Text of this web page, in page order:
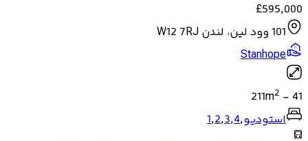
£595,000
101 وود لين، لندن W12 7RJ
Stanhope
41
-
211m2
استوديو,
1,2,3,4